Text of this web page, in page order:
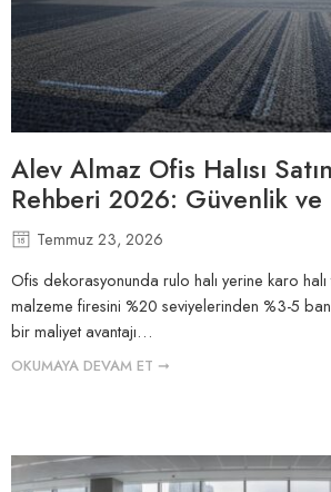
Alev Almaz Ofis Halısı
Rehberi 2026: Güvenlik ve
Temmuz 23, 2026
Ofis dekorasyonunda rulo halı yerine karo
malzeme firesini %20 seviyelerinden %3-5
bir maliyet avantajı…
OKUMAYA DEVAM ET ➞